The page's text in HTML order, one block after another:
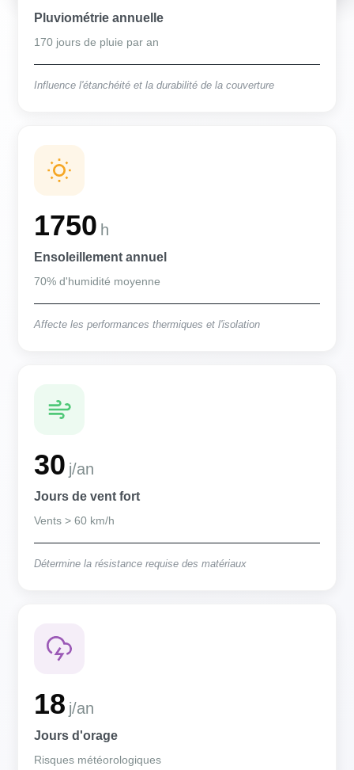
Pluviométrie annuelle
170 jours de pluie par an
Influence l'étanchéité et la durabilité de la couverture
1750 h
Ensoleillement annuel
70% d'humidité moyenne
Affecte les performances thermiques et l'isolation
30 j/an
Jours de vent fort
Vents > 60 km/h
Détermine la résistance requise des matériaux
18 j/an
Jours d'orage
Risques météorologiques